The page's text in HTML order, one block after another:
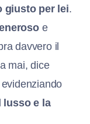
giusto per lei.
e
davvero il
mai, dice
lusso e la